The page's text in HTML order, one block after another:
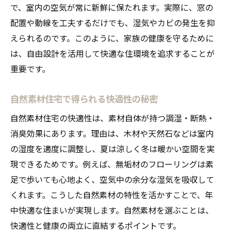
で、室内の空気が常に新鮮に保たれます。実際に、窓の
配置や動線を工夫するだけでも、湿気やカビの発生を抑
えられるのです。このように、家族の健康を守るために
は、自由設計を活用して快適な住環境を追求することが
重要です。
自然素材住宅で得られる快適性の秘密
自然素材住宅の快適性は、素材自体が持つ調湿・断熱・
消臭効果にあります。理由は、木材や天然石などは室内
の湿度を適度に調整し、夏は涼しく冬は暖かい空間を実
現できるためです。例えば、無垢材のフローリングは素
足で歩いても心地よく、空気中の余分な湿気を吸収して
くれます。こうした自然素材の特性を活かすことで、年
中快適な住まいが実現します。自然素材を選ぶことは、
快適性と健康の両立に直結するポイントです。